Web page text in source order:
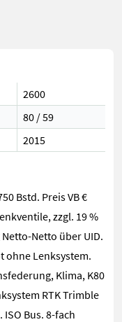
2600
80 / 59
2015
Bstd. Preis VB €
zzgl. 19 %
Netto über UID.
ohne Lenksystem.
Klima, K80
RTK Trimble
ISO Bus. 8-fach